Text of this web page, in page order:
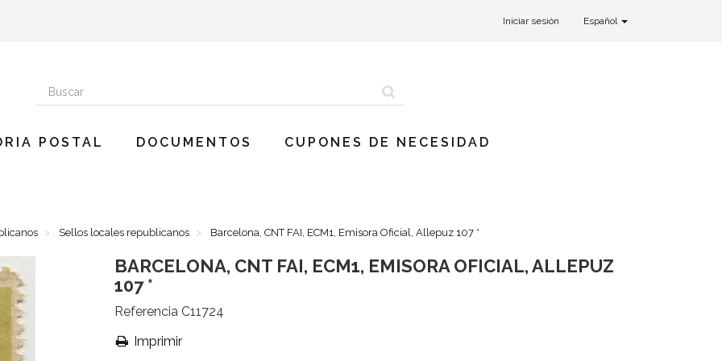
Iniciar sesión Español
POSTAL DOCUMENTOS CUPONES DE NECESIDAD
Sellos locales republicanos Barcelona, CNT FAI, ECM1, Emisora Oficial, Allepuz 107 *
BARCELONA, CNT FAI, ECM1, EMISORA OFICIAL, ALLEPUZ
107 *
Referencia C11724
Imprimir